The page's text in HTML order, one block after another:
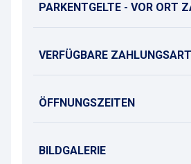
PARKENTGELTE - VOR ORT
VERFÜGBARE
ÖFFNUNGSZEITEN
BILDGALERIE